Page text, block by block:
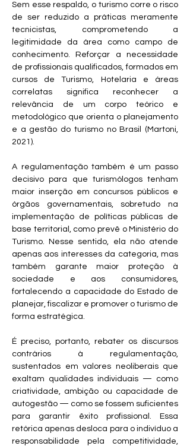
Sem esse respaldo, o turismo corre o risco
de ser reduzido a práticas meramente
tecnicistas, comprometendo a
legitimidade da área como campo de
conhecimento. Reforçar a necessidade
de profissionais qualificados, formados em
cursos de Turismo, Hotelaria e áreas
correlatas significa reconhecer a
relevância de um corpo teórico e
metodológico que orienta o planejamento
e a gestão do turismo no Brasil (Martoni,
2021).
A regulamentação também é um passo
decisivo para que turismólogos tenham
maior inserção em concursos públicos e
órgãos governamentais, sobretudo na
implementação de políticas públicas de
base territorial, como prevê o Ministério do
Turismo. Nesse sentido, ela não atende
apenas aos interesses da categoria, mas
também garante maior proteção à
sociedade e aos consumidores,
fortalecendo a capacidade do Estado de
planejar, fiscalizar e promover o turismo de
forma estratégica.
É preciso, portanto, rebater os discursos
contrários à regulamentação,
sustentados em valores neoliberais que
exaltam qualidades individuais — como
criatividade, ambição ou capacidade de
autogestão — como se fossem suficientes
para garantir êxito profissional. Essa
retórica apenas desloca para o indivíduo a
responsabilidade pela competitividade,